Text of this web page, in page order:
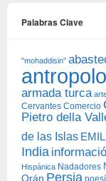
Palabras Clave
"mohaddisin"
armada turca
Cervantes Comercio
Pietro della
de las Islas
India
Hispánica Nadadores
Orán Persia